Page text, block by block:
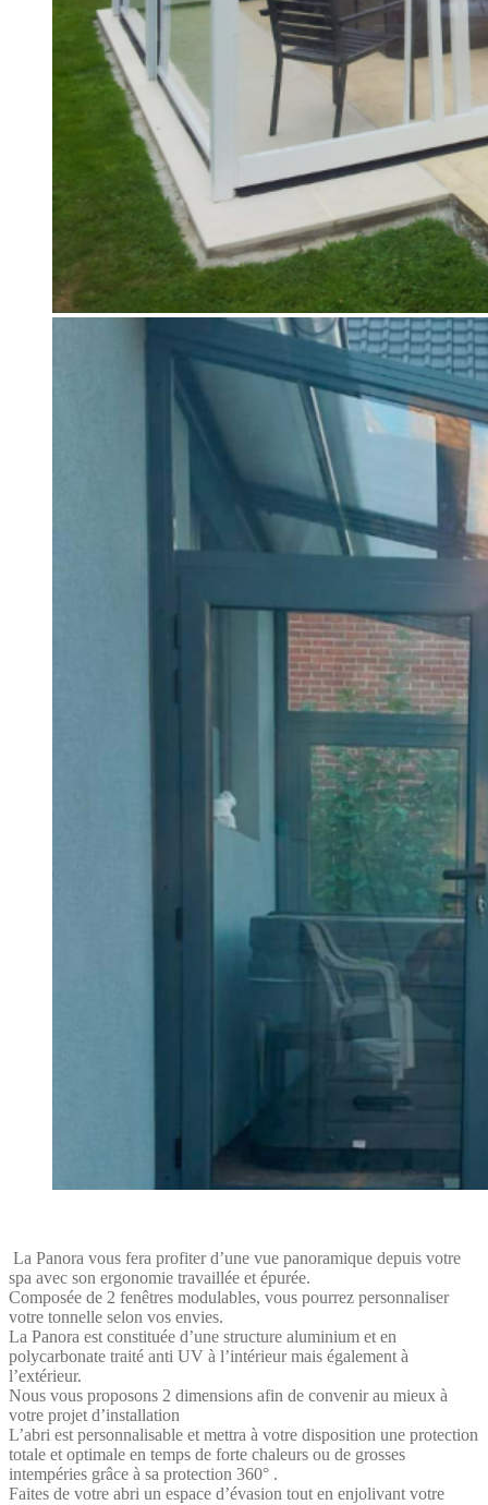
La Panora vous fera profiter d’une vue panoramique depuis votre
spa avec son ergonomie travaillée et épurée.
Composée de 2 fenêtres modulables, vous pourrez personnaliser
votre tonnelle selon vos envies.
La Panora est constituée d’une structure aluminium et en
polycarbonate traité anti UV à l’intérieur mais également à
l’extérieur.
Nous vous proposons 2 dimensions afin de convenir au mieux à
votre projet d’installation
L’abri est personnalisable et mettra à votre disposition une protection
totale et optimale en temps de forte chaleurs ou de grosses
intempéries grâce à sa protection 360° .
Faites de votre abri un espace d’évasion tout en enjolivant votre